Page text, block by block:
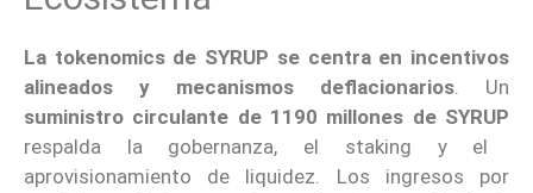
La tokenomics de SYRUP se centra en incentivos
alineados y mecanismos deflacionarios. Un
suministro circulante de 1190 millones de SYRUP
respalda la gobernanza, el staking y el
aprovisionamiento de liquidez. Los ingresos por